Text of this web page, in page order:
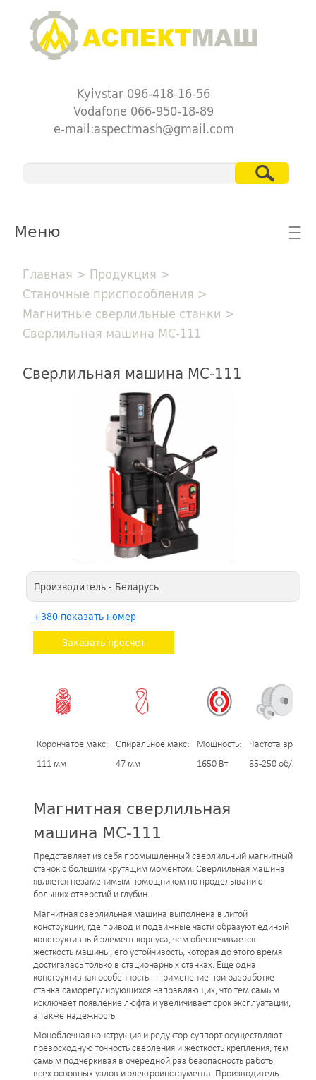
Kyivstar 096-418-16-56
Vodafone 066-950-18-89
e-mail:aspectmash@gmail.com
Меню ☰
Главная > Продукция >
Станочные приспособления >
Магнитные сверлильные станки >
Сверлильная машина МС-111
Сверлильная машина МС-111
Производитель - Беларусь
+380 показать номер
Заказать просчет
Корончатое макс:
111 мм
Спиральное макс:
47 мм
Мощность:
1650 Вт
Частота
85-250 об/мин
Магнитная сверлильная
машина МС-111
Представляет из себя промышленный сверлильный магнитный
станок с большим крутящим моментом. Сверлильная машина
является незаменимым помощником по проделыванию
больших отверстий и глубин.
Магнитная сверлильная машина выполнена в литой
конструкции, где привод и подвижные части образуют единый
конструктивный элемент корпуса, чем обеспечивается
жесткость машины, его устойчивость, которая до этого время
достигалась только в стационарных станках. Еще одна
конструктивная особенность – применение при разработке
станка саморегулирующихся направляющих, что тем самым
исключает появление люфта и увеличивает срок эксплуатации,
а также надежность.
Моноблочная конструкция и редуктор-суппорт осуществляют
превосходную точность сверления и жесткость крепления, тем
самым подчеркивая в очередной раз безопасность работы
всех основных узлов и электроинструмента. Производитель